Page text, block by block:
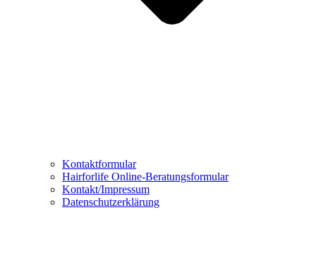
Kontaktformular
Hairforlife Online-Beratungsformular
Kontakt/Impressum
Datenschutzerklärung